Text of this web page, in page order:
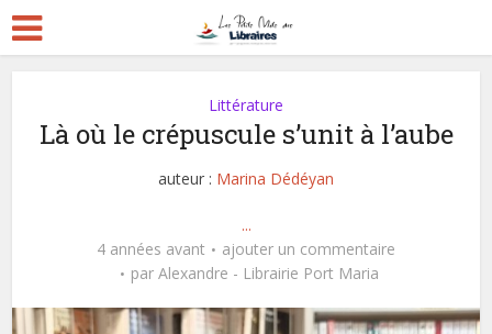
Littérature
Là où le crépuscule s’unit à l’aube
auteur : Marina Dédéyan
...
4 années avant
ajouter un commentaire
par Alexandre - Librairie Port Maria